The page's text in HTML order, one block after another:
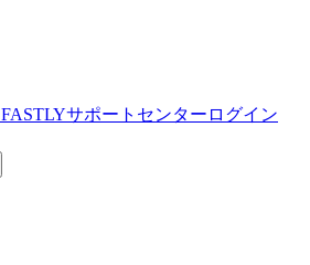
FASTLYサポートセンター ログイン